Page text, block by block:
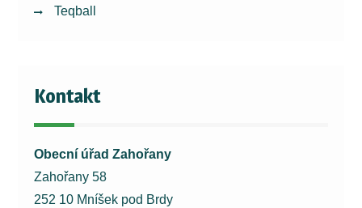
Teqball
Kontakt
Obecní úřad Zahořany
Zahořany 58
252 10 Mníšek pod Brdy